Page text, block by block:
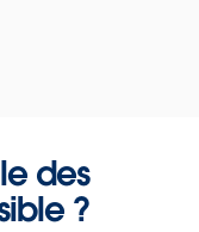
des
?